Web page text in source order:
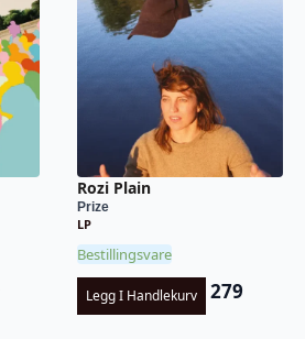
Rozi Plain
Prize
LP
Bestillingsvare
Legg I Handlekurv 279